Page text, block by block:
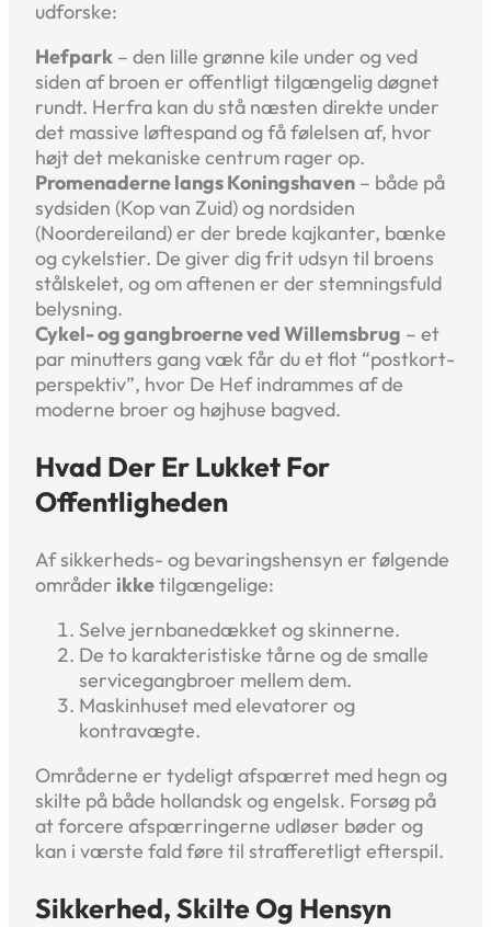
udforske:
Hefpark – den lille grønne kile under og ved
siden af broen er offentligt tilgængelig døgnet
rundt. Herfra kan du stå næsten direkte under
det massive løftespand og få følelsen af, hvor
højt det mekaniske centrum rager op.
Promenaderne langs Koningshaven – både på
sydsiden (Kop van Zuid) og nord­siden
(Noordereiland) er der brede kajkanter, bænke
og cykelstier. De giver dig frit udsyn til broens
stålskelet, og om aftenen er der stemningsfuld
belysning.
Cykel- og gangbroerne ved Willemsbrug – et
par minutters gang væk får du et flot “postkort­
perspektiv”, hvor De Hef indrammes af de
moderne broer og højhuse bagved.
Hvad Der Er Lukket For
Offentligheden
Af sikkerheds- og bevarings­hensyn er følgende
områder ikketilgængelige:
Selve jernbane­dækket og skinnerne.
De to karakteristiske tårne og de smalle
service­gangbroer mellem dem.
Maskinhuset med elevatorer og
kontravægte.
Områderne er tydeligt afspærret med hegn og
skilte på både hollandsk og engelsk. Forsøg på
at forcere afspærringerne udløser bøder og
kan i værste fald føre til strafferetligt efterspil.
Sikkerhed, Skilte Og Hensyn